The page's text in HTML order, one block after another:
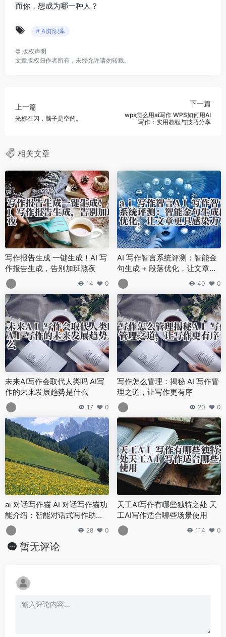
而你，想成为哪一种人？
# AI知识库
© 版权声明
文章版权归作者所有，未经允许请勿转载。
上一篇
光标在闪，脑子是空的。
下一篇
wps怎么用ai写作 WPS如何用AI
写作：实用教程与技巧分享
相关文章
写作报告生成 一键生成！AI 写
作报告生成，告别加班熬夜
14 0
AI 写作智言系统评测：智能金
句生成 + 段落优化，让文章更
具感染力！
40 0
未来AI写作会取代人类吗 AI写
作的未来发展趋势是什么
17 0
写作怎么管理：揭秘 AI 写作管
理之道，让写作更有序
20 0
ai 对话写作猫 AI 对话写作猫功
能介绍：智能对话式写作助手
的魅力
28 0
天工AI写作有哪些独特之处 天
工AI写作适合哪些场景使用
114 0
暂无评论